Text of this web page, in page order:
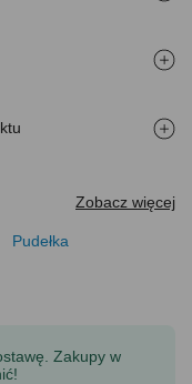
Zobacz więcej
Pudełka
Zakupy w